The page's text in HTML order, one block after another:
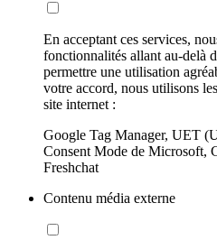
En acceptant ces services,
fonctionnalités allant au-delà
permettre une utilisation
votre accord, nous utilisons
site internet :
Google Tag Manager, UET
Consent Mode de Microsoft,
Freshchat
Contenu média externe